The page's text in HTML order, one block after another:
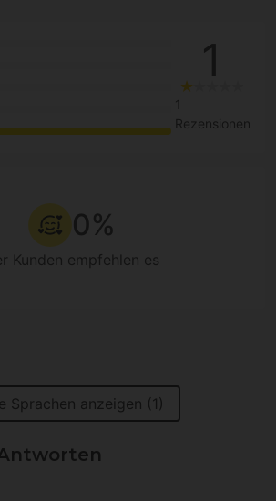
1
1
Rezensionen
0%
Kunden empfehlen es
Sprachen anzeigen (1)